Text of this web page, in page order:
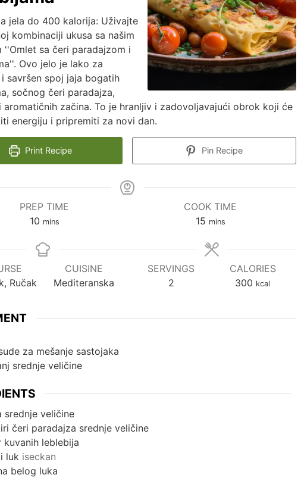
jela do 400 kalorija: Uživajte
kombinaciji ukusa sa našim
''Omlet sa čeri paradajzom i
Ovo jelo je lako za
savršen spoj jaja bogatih
sočnog čeri paradajza,
aromatičnih začina. To je hranljiv i zadovoljavajući obrok koji će
energiju i pripremiti za novi dan.
Print Recipe Pin Recipe
PREP TIME
10minutes
mins
COOK TIME
15minutes
mins
Ručak
CUISINE
Mediteranska
SERVINGS
2
CALORIES
300 kcal
za mešanje sastojaka
srednje veličine
srednje veličine
čeri paradajza srednje veličine
kuvanih leblebija
luk iseckan
belog luka